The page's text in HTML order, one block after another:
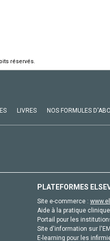
réservés.
LIVRES NOS FORMULES
PLATEFORMES
Site e-commerce :
Aide à la pratique
Portail pour les
Site d'information sur
E-learning pour les